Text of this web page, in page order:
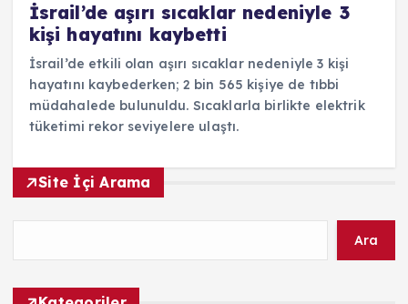
İsrail’de aşırı sıcaklar nedeniyle 3
kişi hayatını kaybetti
İsrail’de etkili olan aşırı sıcaklar nedeniyle 3 kişi
hayatını kaybederken; 2 bin 565 kişiye de tıbbi
müdahalede bulunuldu. Sıcaklarla birlikte elektrik
tüketimi rekor seviyelere ulaştı.
Site İçi Arama
Ara